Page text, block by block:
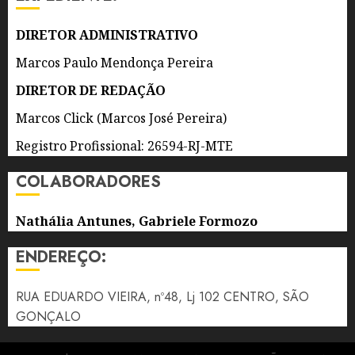
EUROPA,
ESTADOS
UNIDOS
E A
AMÉRICA
LATINA
CANTANDO
A
CULTURA
BRASILEIRA
0
DIRETOR ADMINISTRATIVO
Marcos Paulo Mendonça Pereira
DIRETOR DE REDAÇÃO
Marcos Click (Marcos José Pereira)
Registro Profissional: 26594-RJ-MTE
COLABORADORES
Nathália Antunes, Gabriele Formozo
ENDEREÇO:
RUA EDUARDO VIEIRA, nº48, Lj 102 CENTRO, SÃO
GONÇALO